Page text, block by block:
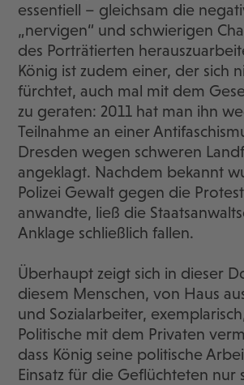
essentiell – gleichsam die
„nervigen“ und schwierigen
des Porträtierten
König ist zudem einer, der sich
fürchtet, auch mal mit dem
zu geraten: 2011 hat man ihn
Teilnahme an einer
Dresden wegen schweren
angeklagt. Nachdem bekannt
Polizei Gewalt gegen die
anwandte, ließ die
Anklage schließlich fallen.
Überhaupt zeigt sich in dieser
diesem Menschen, von Haus
und Sozialarbeiter,
Politische mit dem Privaten
dass König seine politische
Einsatz für die Geflüchteten nur